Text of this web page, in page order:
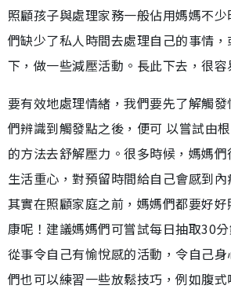
照顧孩子與處理家務一般佔用媽媽不
們缺少了私人時間去處理自己的事情
下，做一些減壓活動。長此下去，很容
要有效地處理情緒，我們要先了解觸
們辨識到觸發點之後，便可 以嘗試由
的方法去舒解壓力。很多時候，媽媽
生活重心，對預留時間給自己會感到
其實在照顧家庭之前，媽媽們都要好
康呢！建議媽媽們可嘗試每日抽取30
從事令自己有愉悅感的活動，令自己
們也可以練習一些放鬆技巧，例如腹